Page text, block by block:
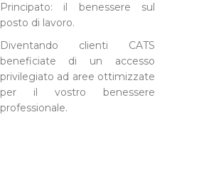
Principato: il benessere sul
posto di lavoro.
Diventando clienti CATS
beneficiate di un accesso
privilegiato ad aree ottimizzate
per il vostro benessere
professionale.